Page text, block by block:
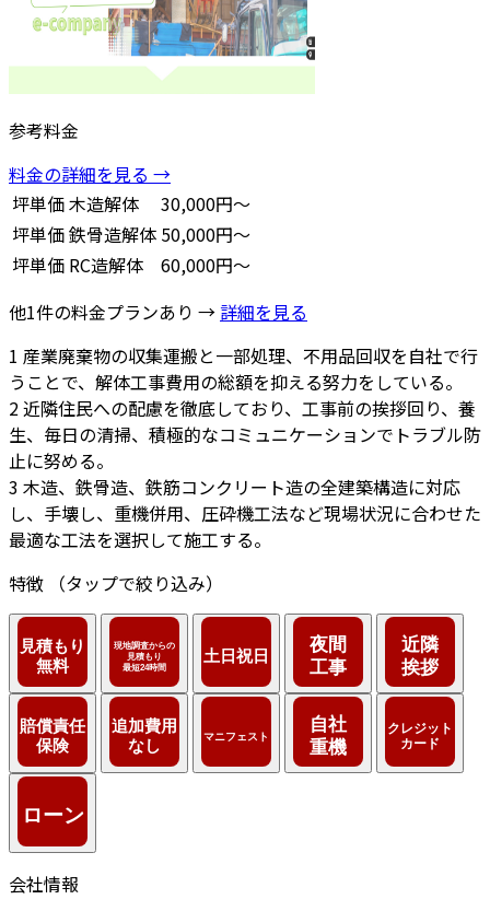
参考料金
料金の詳細を見る →
坪単価木造解体
30,000円～
坪単価鉄骨造解体 50,000円～
坪単価 RC造解体
60,000円～
他1件の料金プランあり → 詳細を見る
1 産業廃棄物の収集運搬と一部処理、不用品回収を自社で行
うことで、解体工事費用の総額を抑える努力をしている。
2近隣住民への配慮を徹底しており、工事前の挨拶回り、養
生、毎日の清掃、積極的なコミュニケーションでトラブル防
止に努める。
3 木造、鉄骨造、鉄筋コンクリート造の全建築構造に対応
し、手壊し、重機併用、圧砕機工法など現場状況に合わせた
最適な工法を選択して施工する。
特徴
（タップで絞り込み）
会社情報